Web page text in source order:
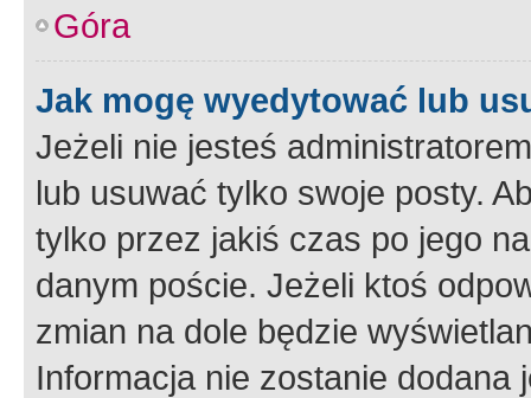
Góra
Jak mogę wyedytować lub
Jeżeli nie jesteś
lub usuwać tylko swoje posty.
tylko przez jakiś czas po jego
danym poście. Jeżeli ktoś
zmian na dole będzie
Informacja nie zostanie dodana